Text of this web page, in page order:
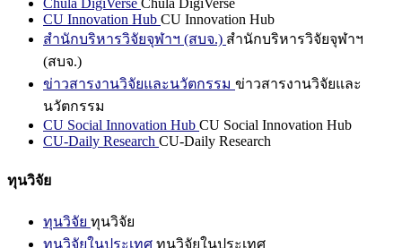
Chula DigiVerse Chula DigiVerse
CU Innovation Hub CU Innovation Hub
สำนักบริหารวิจัยจุฬาฯ (สบจ.) สำนักบริหารวิจัยจุฬาฯ
(สบจ.)
ข่าวสารงานวิจัยและนวัตกรรม ข่าวสารงานวิจัยและ
นวัตกรรม
CU Social Innovation Hub CU Social Innovation Hub
CU-Daily Research CU-Daily Research
ทุนวิจัย
ทุนวิจัย ทุนวิจัย
ทุนวิจัยในประเทศ ทุนวิจัยในประเทศ